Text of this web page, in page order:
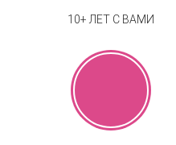
10+ ЛЕТ С ВАМИ